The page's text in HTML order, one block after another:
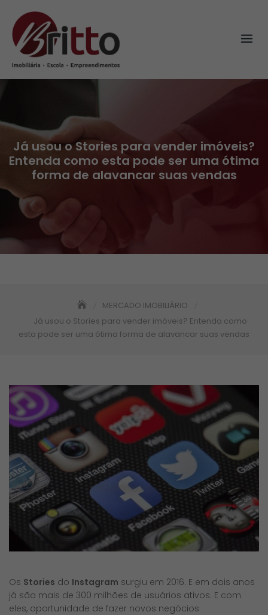
content
Já usou o Stories para vender imóveis?
Entenda como esta pode ser uma ótima
forma de alavancar suas vendas
MERCADO IMOBILIÁRIO
Já usou o Stories para vender imóveis? Entenda como
esta pode ser uma ótima forma de alavancar suas vendas
Os Stories do Instagram surgiu em 2016. E em dois anos
já são mais de 300 milhões de usuários ativos. E com
eles, oportunidade de fazer novos negócios